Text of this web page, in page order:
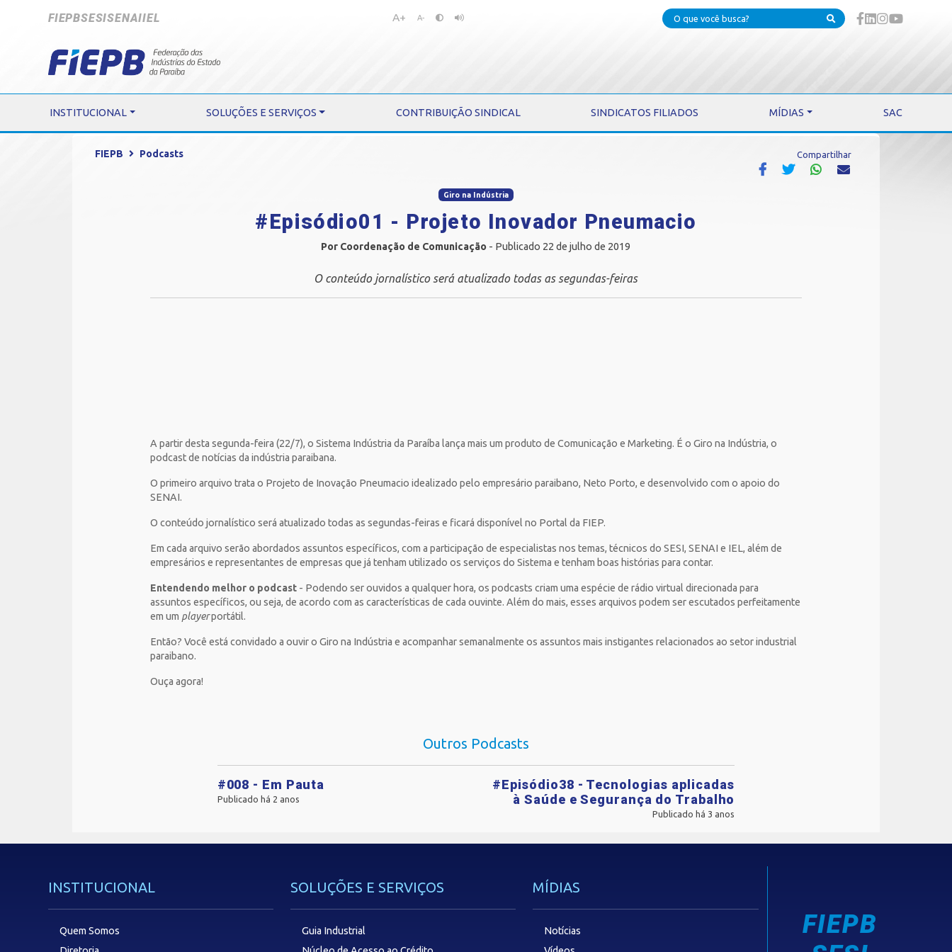
FIEPBSESISENAIIEL
Pular
Pular
A+ A-
INSTITUCIONAL SOLUÇÕES E SERVIÇOS CONTRIBUIÇÃO SINDICAL SINDICATOS FILIADOS MÍDIAS SAC
FIEPB Podcasts Compartilhar
Giro na Indústria
#Episódio01 - Projeto Inovador Pneumacio
Por Coordenação de Comunicação - Publicado 22 de julho de 2019
O conteúdo jornalístico será atualizado todas as segundas-feiras
A partir desta segunda-feira (22/7), o Sistema Indústria da Paraíba lança mais um produto de Comunicação e Marketing. É o Giro na Indústria, o
podcast de notícias da indústria paraibana.
O primeiro arquivo trata o Projeto de Inovação Pneumacio idealizado pelo empresário paraibano, Neto Porto, e desenvolvido com o apoio do
SENAI.
O conteúdo jornalístico será atualizado todas as segundas-feiras e ficará disponível no Portal da FIEP.
Em cada arquivo serão abordados assuntos específicos, com a participação de especialistas nos temas, técnicos do SESI, SENAI e IEL, além de
empresários e representantes de empresas que já tenham utilizado os serviços do Sistema e tenham boas histórias para contar.
Entendendo melhor o podcast - Podendo ser ouvidos a qualquer hora, os podcasts criam uma espécie de rádio virtual direcionada para
assuntos específicos, ou seja, de acordo com as características de cada ouvinte. Além do mais, esses arquivos podem ser escutados perfeitamente
em um playerportátil.
Então? Você está convidado a ouvir o Giro na Indústria e acompanhar semanalmente os assuntos mais instigantes relacionados ao setor industrial
paraibano.
Ouça agora!
Outros Podcasts
#008 - Em Pauta
Publicado há 2 anos
#Episódio38 - Tecnologias aplicadas
à Saúde e Segurança do Trabalho
Publicado há 3 anos
INSTITUCIONAL
Quem Somos
SOLUÇÕES E SERVIÇOS
Guia Industrial
MÍDIAS
Notícias
FIEPB